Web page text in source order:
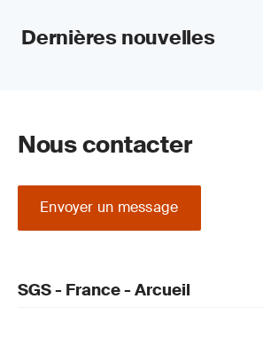
Dernières nouvelles
Nous contacter
Envoyer un message
SGS - France - Arcueil